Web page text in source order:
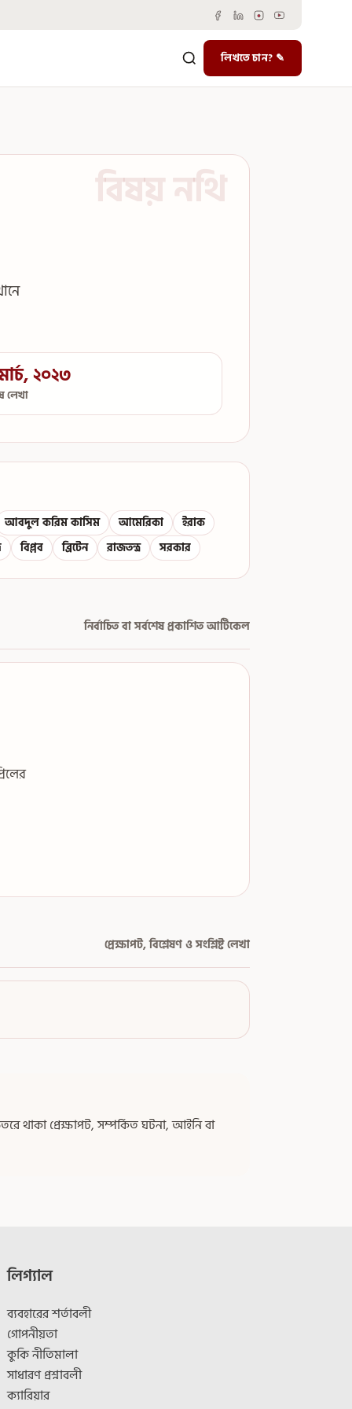
লিখতে চান? ✎
২০২৩
লেখা
আবদুল করিম কাসিম আমেরিকা
ইরাক
বিপ্লব ব্রিটেন রাজতন্ত্র সরকার
নির্বাচিত বা সর্বশেষ প্রকাশিত আর্টিকেল
প্রেক্ষাপট, বিশ্লেষণ ও সংশ্লিষ্ট লেখা
থাকা প্রেক্ষাপট, সম্পর্কিত ঘটনা, আইনি বা
লিগ্যাল
ব্যবহারের শর্তাবলী
গোপনীয়তা
কুকি নীতিমালা
সাধারণ প্রশ্নাবলী
ক্যারিয়ার